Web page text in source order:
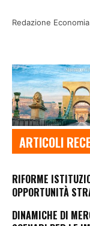
Redazione
ARTICOLI
RIFORME
OPPORTUNITÀ
DINAMICHE DI